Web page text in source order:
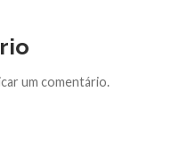
um comentário.